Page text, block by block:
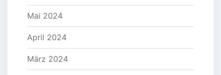
Mai 2024
April 2024
März 2024